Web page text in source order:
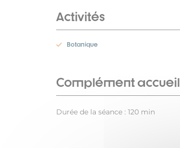
Activités
Botanique
Complément accueil
Durée de la séance : 120 min